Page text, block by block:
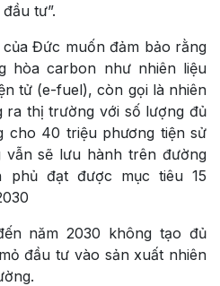
tư”.
Đức muốn đảm bảo rằng
hòa carbon như nhiên liệu
tử (e-fuel), còn gọi là nhiên
ra thị trường với số lượng đủ
cho 40 triệu phương tiện sử
sẽ lưu hành trên đường
phủ đạt được mục tiêu 15
năm 2030 không tạo đủ
đầu tư vào sản xuất nhiên